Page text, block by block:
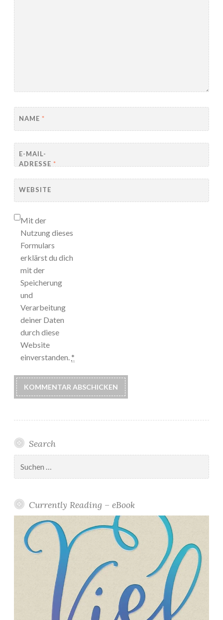
NAME *
E-MAIL-
ADRESSE *
WEBSITE
Mit der
Nutzung dieses
Formulars
erklärst du dich
mit der
Speicherung
und
Verarbeitung
deiner Daten
durch diese
Website
einverstanden. *
Search
nach:
Currently Reading – eBook